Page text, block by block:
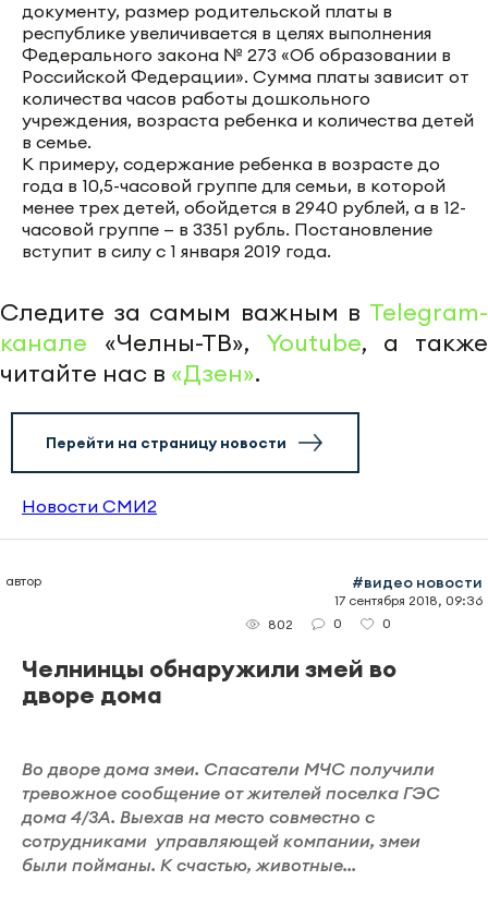
документу, размер родительской платы в
республике увеличивается в целях выполнения
Федерального закона № 273 «Об образовании в
Российской Федерации». Сумма платы зависит от
количества часов работы дошкольного
учреждения, возраста ребенка и количества детей
в семье.
К примеру, содержание ребенка в возрасте до
года в 10,5-часовой группе для семьи, в которой
менее трех детей, обойдется в 2940 рублей, а в 12-
часовой группе — в 3351 рубль. Постановление
вступит в силу с 1 января 2019 года.
Следите за самым важным в Telegram-
канале «Челны-ТВ», Youtube, а также
читайте нас в «Дзен».
Перейти на страницу новости
Новости СМИ2
автор #видео новости
17 сентября 2018, 09:36
802
0 0
Челнинцы обнаружили змей во
дворе дома
Во дворе дома змеи. Спасатели МЧС получили
тревожное сообщение от жителей поселка ГЭС
дома 4/3А. Выехав на место совместно с
сотрудниками управляющей компании, змеи
были пойманы. К счастью, животные...